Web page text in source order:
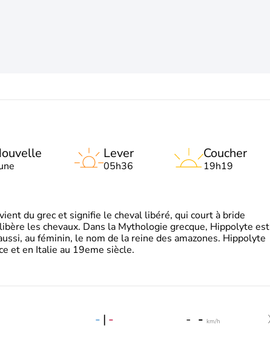
Lever
05h36
Coucher
19h19
du grec et signifie le cheval libéré, qui court à bride
les chevaux. Dans la Mythologie grecque, Hippolyte est
au féminin, le nom de la reine des amazones. Hippolyte
et en Italie au 19eme siècle.
- | - - - km/h